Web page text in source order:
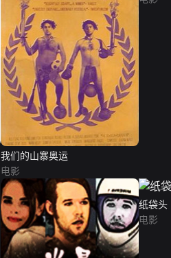
我们的山寨奥运
电影
纸袋头
电影